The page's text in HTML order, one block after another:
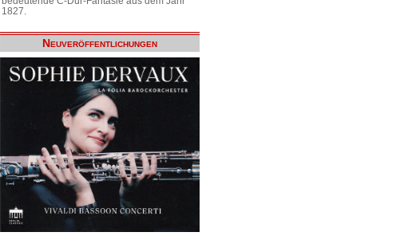
1827.
Neuveröffentlichungen